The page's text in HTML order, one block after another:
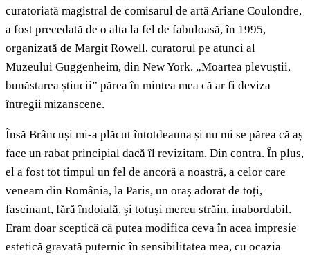
curatoriată magistral de comisarul de artă Ariane Coulondre,
a fost precedată de o alta la fel de fabuloasă, în 1995,
organizată de Margit Rowell, curatorul pe atunci al
Muzeului Guggenheim, din New York. „Moartea plevuștii,
bunăstarea știucii” părea în mintea mea că ar fi deviza
întregii mizanscene.
Însă Brâncuși mi-a plăcut întotdeauna și nu mi se părea că aș
face un rabat principial dacă îl revizitam. Din contra. În plus,
el a fost tot timpul un fel de ancoră a noastră, a celor care
veneam din România, la Paris, un oraș adorat de toți,
fascinant, fără îndoială, și totuși mereu străin, inabordabil.
Eram doar sceptică că putea modifica ceva în acea impresie
estetică gravată puternic în sensibilitatea mea, cu ocazia